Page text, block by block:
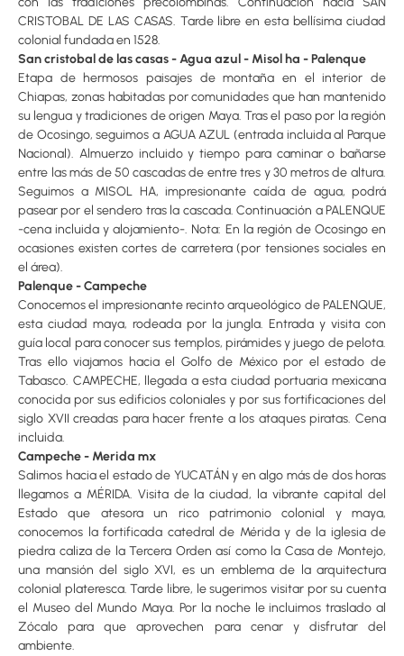
CRISTOBAL DE LAS CASAS. Tarde libre en esta bellísima ciudad
colonial fundada en 1528.
San cristobal de las casas - Agua azul - Misol ha - Palenque
Etapa de hermosos paisajes de montaña en el interior de
Chiapas, zonas habitadas por comunidades que han mantenido
su lengua y tradiciones de origen Maya. Tras el paso por la región
de Ocosingo, seguimos a AGUA AZUL (entrada incluida al Parque
Nacional). Almuerzo incluido y tiempo para caminar o bañarse
entre las más de 50 cascadas de entre tres y 30 metros de altura.
Seguimos a MISOL HA, impresionante caída de agua, podrá
pasear por el sendero tras la cascada. Continuación a PALENQUE
-cena incluida y alojamiento-. Nota: En la región de Ocosingo en
ocasiones existen cortes de carretera (por tensiones sociales en
el área).
Palenque - Campeche
Conocemos el impresionante recinto arqueológico de PALENQUE,
esta ciudad maya, rodeada por la jungla. Entrada y visita con
guía local para conocer sus templos, pirámides y juego de pelota.
Tras ello viajamos hacia el Golfo de México por el estado de
Tabasco. CAMPECHE, llegada a esta ciudad portuaria mexicana
conocida por sus edificios coloniales y por sus fortificaciones del
siglo XVII creadas para hacer frente a los ataques piratas. Cena
incluida.
Campeche - Merida mx
Salimos hacia el estado de YUCATÁN y en algo más de dos horas
llegamos a MÉRIDA. Visita de la ciudad, la vibrante capital del
Estado que atesora un rico patrimonio colonial y maya,
conocemos la fortificada catedral de Mérida y de la iglesia de
piedra caliza de la Tercera Orden así como la Casa de Montejo,
una mansión del siglo XVI, es un emblema de la arquitectura
colonial plateresca. Tarde libre, le sugerimos visitar por su cuenta
el Museo del Mundo Maya. Por la noche le incluimos traslado al
Zócalo para que aprovechen para cenar y disfrutar del
ambiente.